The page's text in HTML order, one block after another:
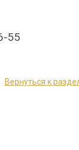
55
Вернуться к